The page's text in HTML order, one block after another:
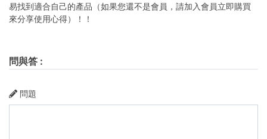
易找到適合自己的產品（如果您還不是會員，請加入會員立即購買
來分享使用心得）！！
問與答 :
問題